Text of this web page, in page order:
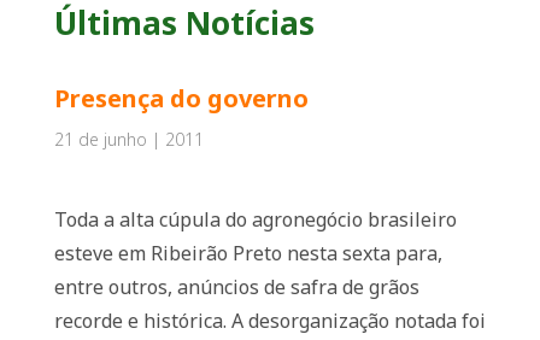
Últimas Notícias
Presença do governo
21 de junho | 2011
Toda a alta cúpula do agronegócio brasileiro
esteve em Ribeirão Preto nesta sexta para,
entre outros, anúncios de safra de grãos
recorde e histórica. A desorganização notada foi